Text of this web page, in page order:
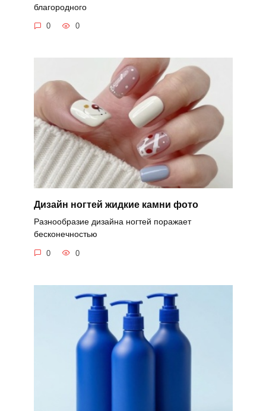
благородного
0 0
Дизайн ногтей жидкие камни фото
Разнообразие дизайна ногтей поражает
бесконечностью
0 0